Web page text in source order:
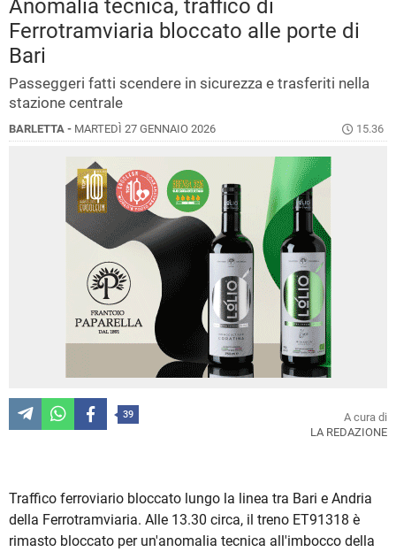
Anomalia tecnica, traffico di
Ferrotramviaria bloccato alle porte di
Bari
Passeggeri fatti scendere in sicurezza e trasferiti nella
stazione centrale
BARLETTA - MARTEDÌ 27 GENNAIO 2026 15.36
39
A cura di
LA REDAZIONE
Traffico ferroviario bloccato lungo la linea tra Bari e Andria
della Ferrotramviaria. Alle 13.30 circa, il treno ET91318 è
rimasto bloccato per un'anomalia tecnica all'imbocco della